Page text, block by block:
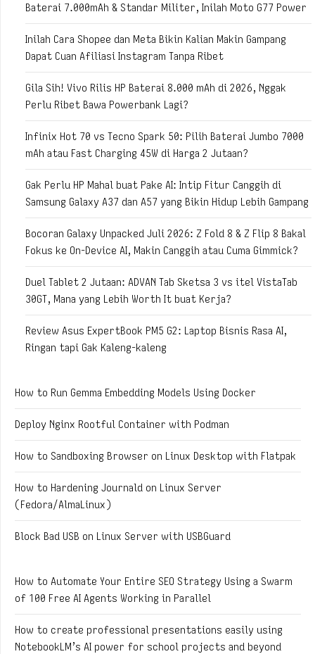
Baterai 7.000mAh & Standar Militer, Inilah Moto G77 Power
Inilah Cara Shopee dan Meta Bikin Kalian Makin Gampang
Dapat Cuan Afiliasi Instagram Tanpa Ribet
Gila Sih! Vivo Rilis HP Baterai 8.000 mAh di 2026, Nggak
Perlu Ribet Bawa Powerbank Lagi?
Infinix Hot 70 vs Tecno Spark 50: Pilih Baterai Jumbo 7000
mAh atau Fast Charging 45W di Harga 2 Jutaan?
Gak Perlu HP Mahal buat Pake AI: Intip Fitur Canggih di
Samsung Galaxy A37 dan A57 yang Bikin Hidup Lebih Gampang
Bocoran Galaxy Unpacked Juli 2026: Z Fold 8 & Z Flip 8 Bakal
Fokus ke On-Device AI, Makin Canggih atau Cuma Gimmick?
Duel Tablet 2 Jutaan: ADVAN Tab Sketsa 3 vs itel VistaTab
30GT, Mana yang Lebih Worth It buat Kerja?
Review Asus ExpertBook PM5 G2: Laptop Bisnis Rasa AI,
Ringan tapi Gak Kaleng-kaleng
How to Run Gemma Embedding Models Using Docker
Deploy Nginx Rootful Container with Podman
How to Sandboxing Browser on Linux Desktop with Flatpak
How to Hardening Journald on Linux Server
(Fedora/AlmaLinux)
Block Bad USB on Linux Server with USBGuard
How to Automate Your Entire SEO Strategy Using a Swarm
of 100 Free AI Agents Working in Parallel
How to create professional presentations easily using
NotebookLM’s AI power for school projects and beyond